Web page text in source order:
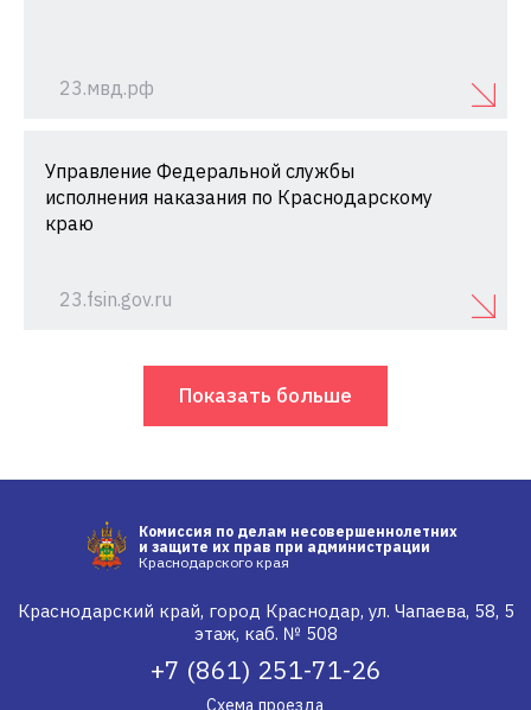
23.мвд.рф
Управление Федеральной службы
исполнения наказания по Краснодарскому
краю
23.fsin.gov.ru
Показать больше
Комиссия по делам несовершеннолетних
и защите их прав при администрации
Краснодарского края
Краснодарский край, город Краснодар, ул. Чапаева, 58, 5
этаж, каб. № 508
+7 (861) 251-71-26
Схема проезда